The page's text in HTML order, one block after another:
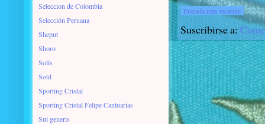
Entrada más reciente
Suscribirse a:
Seleccion de Colombia
Selección Peruana
Sheput
Shoro
Solís
Sotil
Sporting Cristal
Sporting Cristal Felipe Cantuarias
Sui generis